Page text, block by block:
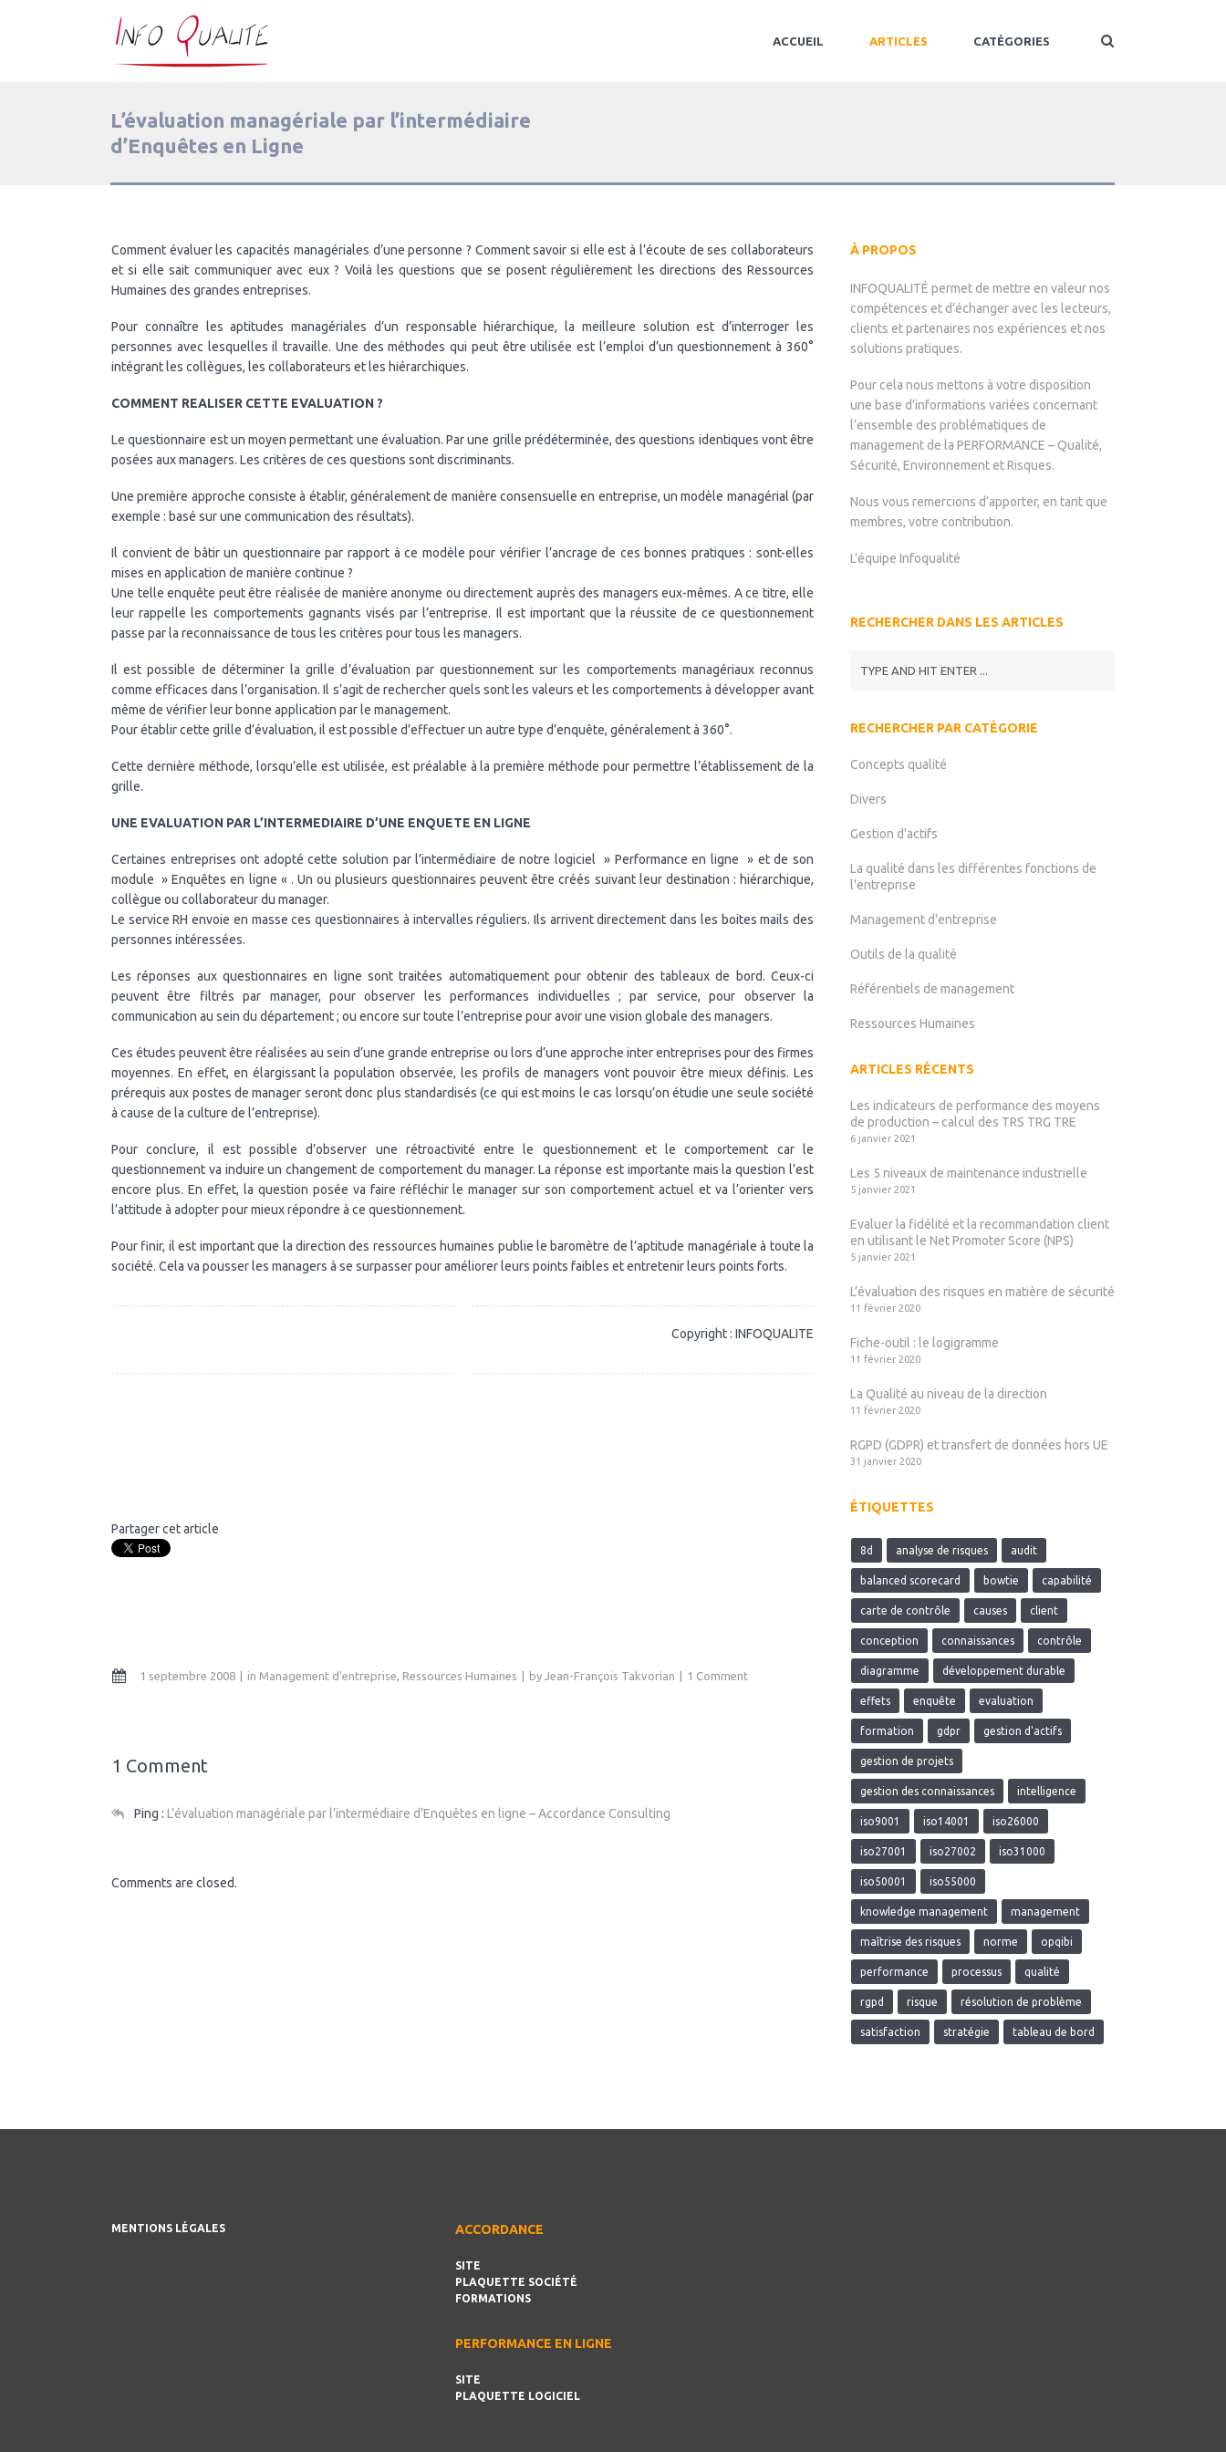
ACCUEIL ARTICLES CATÉGORIES
L’évaluation managériale par l’intermédiaire
d’Enquêtes en Ligne
Comment évaluer les capacités managériales d’une personne ? Comment savoir si elle est à l’écoute de ses collaborateurs
et si elle sait communiquer avec eux ? Voilà les questions que se posent régulièrement les directions des Ressources
Humaines des grandes entreprises.
Pour connaître les aptitudes managériales d’un responsable hiérarchique, la meilleure solution est d’interroger les
personnes avec lesquelles il travaille. Une des méthodes qui peut être utilisée est l’emploi d’un questionnement à 360°
intégrant les collègues, les collaborateurs et les hiérarchiques.
COMMENT REALISER CETTE EVALUATION ?
Le questionnaire est un moyen permettant une évaluation. Par une grille prédéterminée, des questions identiques vont être
posées aux managers. Les critères de ces questions sont discriminants.
Une première approche consiste à établir, généralement de manière consensuelle en entreprise, un modèle managérial (par
exemple : basé sur une communication des résultats).
Il convient de bâtir un questionnaire par rapport à ce modèle pour vérifier l’ancrage de ces bonnes pratiques : sont-elles
mises en application de manière continue ?
Une telle enquête peut être réalisée de manière anonyme ou directement auprès des managers eux-mêmes. A ce titre, elle
leur rappelle les comportements gagnants visés par l’entreprise. Il est important que la réussite de ce questionnement
passe par la reconnaissance de tous les critères pour tous les managers.
Il est possible de déterminer la grille d’évaluation par questionnement sur les comportements managériaux reconnus
comme efficaces dans l’organisation. Il s’agit de rechercher quels sont les valeurs et les comportements à développer avant
même de vérifier leur bonne application par le management.
Pour établir cette grille d’évaluation, il est possible d’effectuer un autre type d’enquête, généralement à 360°.
Cette dernière méthode, lorsqu’elle est utilisée, est préalable à la première méthode pour permettre l’établissement de la
grille.
UNE EVALUATION PAR L’INTERMEDIAIRE D’UNE ENQUETE EN LIGNE
Certaines entreprises ont adopté cette solution par l’intermédiaire de notre logiciel » Performance en ligne » et de son
module » Enquêtes en ligne « . Un ou plusieurs questionnaires peuvent être créés suivant leur destination : hiérarchique,
collègue ou collaborateur du manager.
Le service RH envoie en masse ces questionnaires à intervalles réguliers. Ils arrivent directement dans les boites mails des
personnes intéressées.
Les réponses aux questionnaires en ligne sont traitées automatiquement pour obtenir des tableaux de bord. Ceux-ci
peuvent être filtrés par manager, pour observer les performances individuelles ; par service, pour observer la
communication au sein du département ; ou encore sur toute l’entreprise pour avoir une vision globale des managers.
Ces études peuvent être réalisées au sein d’une grande entreprise ou lors d’une approche inter entreprises pour des firmes
moyennes. En effet, en élargissant la population observée, les profils de managers vont pouvoir être mieux définis. Les
prérequis aux postes de manager seront donc plus standardisés (ce qui est moins le cas lorsqu’on étudie une seule société
à cause de la culture de l’entreprise).
Pour conclure, il est possible d’observer une rétroactivité entre le questionnement et le comportement car le
questionnement va induire un changement de comportement du manager. La réponse est importante mais la question l’est
encore plus. En effet, la question posée va faire réfléchir le manager sur son comportement actuel et va l’orienter vers
l’attitude à adopter pour mieux répondre à ce questionnement.
Pour finir, il est important que la direction des ressources humaines publie le baromètre de l’aptitude managériale à toute la
société. Cela va pousser les managers à se surpasser pour améliorer leurs points faibles et entretenir leurs points forts.
Copyright : INFOQUALITE
Partager cet article
1 septembre 2008 in Management d'entreprise Ressources Humaines by Jean-François Takvorian 1 Comment
1 Comment
Ping : L’évaluation managériale par l’intermédiaire d’Enquêtes en ligne – Accordance Consulting
Comments are closed.
À PROPOS
INFOQUALITÉ permet de mettre en valeur nos
compétences et d’échanger avec les lecteurs,
clients et partenaires nos expériences et nos
solutions pratiques.
Pour cela nous mettons à votre disposition
une base d’informations variées concernant
l’ensemble des problématiques de
management de la PERFORMANCE – Qualité,
Sécurité, Environnement et Risques.
Nous vous remercions d’apporter, en tant que
membres, votre contribution.
L’équipe Infoqualité
RECHERCHER DANS LES ARTICLES
RECHERCHER PAR CATÉGORIE
Concepts qualité
Divers
Gestion d'actifs
La qualité dans les différentes fonctions de
l'entreprise
Management d'entreprise
Outils de la qualité
Référentiels de management
Ressources Humaines
ARTICLES RÉCENTS
Les indicateurs de performance des moyens
de production – calcul des TRS TRG TRE
6 janvier 2021
Les 5 niveaux de maintenance industrielle
5 janvier 2021
Evaluer la fidélité et la recommandation client
en utilisant le Net Promoter Score (NPS)
5 janvier 2021
L’évaluation des risques en matière de sécurité
11 février 2020
Fiche-outil : le logigramme
11 février 2020
La Qualité au niveau de la direction
11 février 2020
RGPD (GDPR) et transfert de données hors UE
31 janvier 2020
ÉTIQUETTES
8d analyse de risques audit
balanced scorecard bowtie capabilité
carte de contrôle causes client
conception connaissances contrôle
diagramme développement durable
effets enquête evaluation
formation gdpr gestion d'actifs
gestion de projets
gestion des connaissances intelligence
iso9001 iso14001 iso26000
iso27001 iso27002 iso31000
iso50001 iso55000
knowledge management management
maîtrise des risques norme opqibi
performance processus qualité
rgpd risque résolution de problème
satisfaction stratégie tableau de bord
MENTIONS LÉGALES ACCORDANCE
SITE
PLAQUETTE SOCIÉTÉ
FORMATIONS
PERFORMANCE EN LIGNE
SITE
PLAQUETTE LOGICIEL